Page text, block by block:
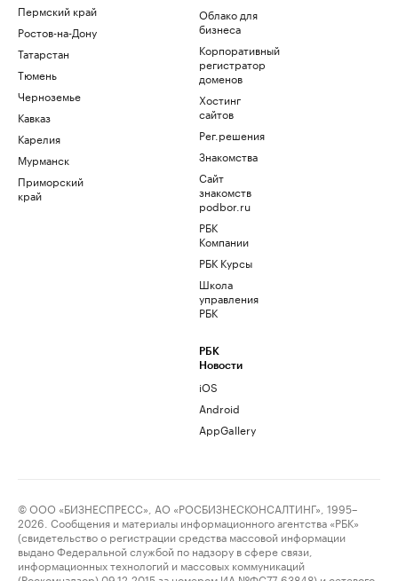
Пермский край
Ростов-на-Дону
Татарстан
Тюмень
Черноземье
Кавказ
Карелия
Мурманск
Приморский
край
Облако для
бизнеса
Корпоративный
регистратор
доменов
Хостинг
сайтов
Рег.решения
Знакомства
Сайт
знакомств
podbor.ru
РБК
Компании
РБК Курсы
Школа
управления
РБК
РБК
Новости
iOS
Android
AppGallery
© ООО «БИЗНЕСПРЕСС», АО «РОСБИЗНЕСКОНСАЛТИНГ», 1995–
2026. Сообщения и материалы информационного агентства «РБК»
(свидетельство о регистрации средства массовой информации
выдано Федеральной службой по надзору в сфере связи,
информационных технологий и массовых коммуникаций